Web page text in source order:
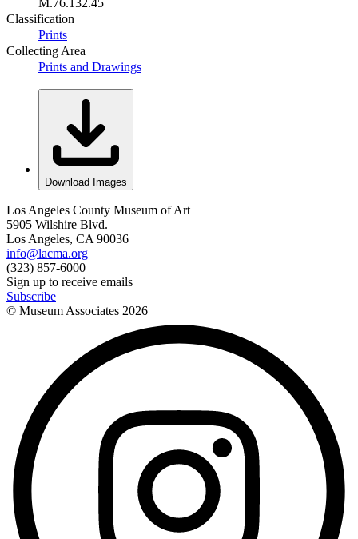
M.76.132.45
Classification
Prints
Collecting Area
Prints and Drawings
Download Images
Los Angeles County Museum of Art
5905 Wilshire Blvd.
Los Angeles, CA 90036
info@lacma.org
(323) 857-6000
Sign up to receive emails
Subscribe
© Museum Associates 2026